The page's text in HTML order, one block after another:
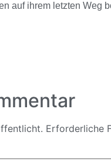
auf ihrem letzten Weg
Erforderliche